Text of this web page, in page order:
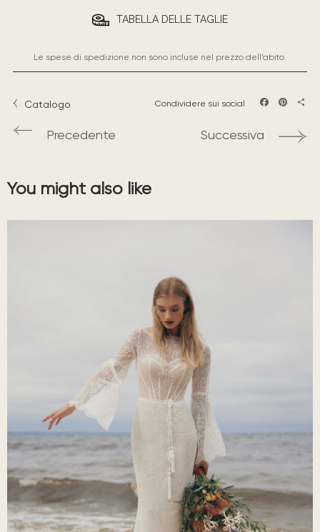
TABELLA DELLE TAGLIE
Le spese di spedizione non sono incluse nel prezzo dell’abito.
Catalogo Condividere sui social
Precedente Successiva
You might also like